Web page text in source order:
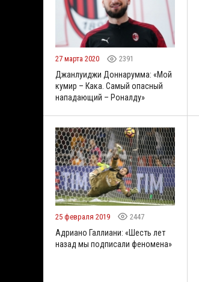
27 марта 2020 2391
Джанлуиджи Доннарумма: «Мой
кумир – Кака. Самый опасный
нападающий – Роналду»
25 февраля 2019 2447
Адриано Галлиани: «Шесть лет
назад мы подписали феномена»